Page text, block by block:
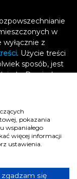
w
z
. Użycie treści
sposób, jest
Dowiedz
i grozi
pokazania
wspaniałego
więcej informacji
ustawienia.
zgadzam się